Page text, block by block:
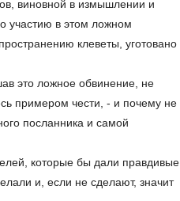
виновной в измышлении и
участию в этом ложном
клеветы, уготовано
это ложное обвинение, не
примером чести, - и почему не
посланника и самой
которые бы дали правдивые
и, если не сделают, значит